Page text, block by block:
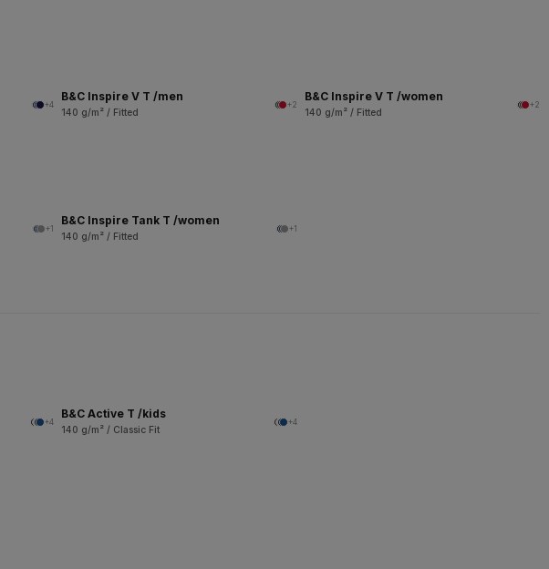
+4
B&C Inspire V T /men
140 g/m² / Fitted
+2
B&C Inspire V T /women
140 g/m² / Fitted
+2
+1
B&C Inspire Tank T /women
140 g/m² / Fitted
+1
+4
B&C Active T /kids
140 g/m² / Classic Fit
+4